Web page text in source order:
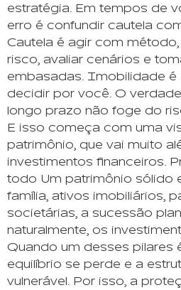
estratégia. Em tempos de
erro é confundir cautela
Cautela é agir com
risco, avaliar cenários e
embasadas. Imobilidade é
decidir por você. O
longo prazo não foge do
E isso começa com uma
patrimônio, que vai muito
investimentos financeiros.
todo Um patrimônio sólido
família, ativos imobiliários,
societárias, a sucessão
naturalmente, os
Quando um desses pilares
equilíbrio se perde e a
vulnerável. Por isso, a